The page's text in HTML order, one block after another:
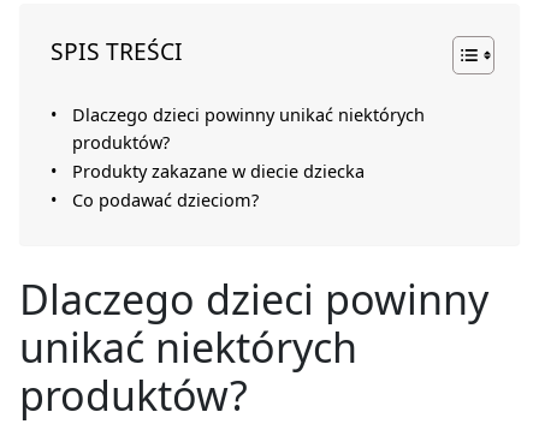
SPIS TREŚCI
Dlaczego dzieci powinny unikać niektórych
produktów?
Produkty zakazane w diecie dziecka
Co podawać dzieciom?
Dlaczego dzieci powinny
unikać niektórych
produktów?